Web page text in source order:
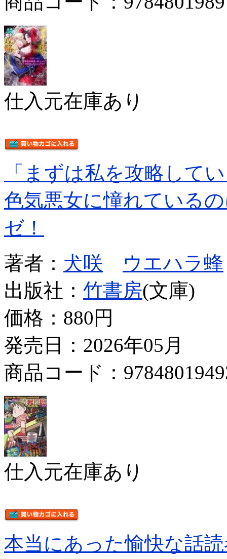
仕入元在庫あり
「まずは私を攻略して
色気悪女に憧れている
ゼ！
著者： 犬咲
ウエハラ蜂
出版社： 竹書房(文庫)
価格： 880円
発売日：2026年05月
商品コード：
仕入元在庫あり
本当にあった愉快な話